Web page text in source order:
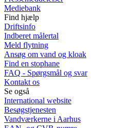
Mediebank
Find hjælp
Driftsinfo
Indberet målertal
Meld flytning
Ansøg om vand og kloak
Find en stophane
FAQ - Spørgsmål og svar
Kontakt os
Se også
International website
Besøgstjenesten
Vandværkerne i Aarhus